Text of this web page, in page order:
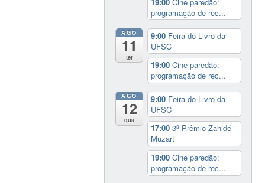
programação de rec...
AGO
11
ter
9:00 Feira do Livro da
UFSC
19:00Cine paredão:
programação de rec...
AGO
12
qua
9:00 Feira do Livro da
UFSC
17:003º Prêmio Zahidé
Muzart
19:00Cine paredão:
programação de rec...